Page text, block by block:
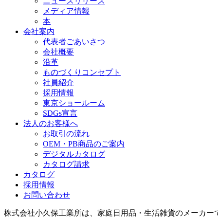
メディア情報
本
会社案内
代表者ごあいさつ
会社概要
沿革
ものづくりコンセプト
社員紹介
採用情報
東京ショールーム
SDGs宣言
法人のお客様へ
お取引の流れ
OEM・PB商品のご案内
デジタルカタログ
カタログ請求
カタログ
採用情報
お問い合わせ
株式会社小久保工業所は、家庭日用品・生活雑貨のメーカー